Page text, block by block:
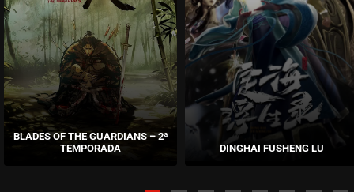
ASSISTIDO
EPISÓDIO 97
novembro 26, 2024
EPISÓDIO 96
novembro 26, 2024
BLADES OF THE GUARDIANS – 2ª
TEMPORADA
DINGHAI FUSHENG LU